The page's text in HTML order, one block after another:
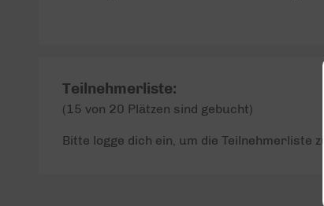
Teilnehmerliste:
(15 von 20 Plätzen sind gebucht)
Bitte logge dich ein, um die Teilnehmerliste